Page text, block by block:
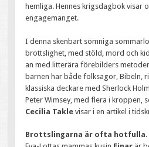
hemliga. Hennes krigsdagbok visar
engagemanget.
I denna skenbart sömniga
brottslighet, med stöld, mord och
an med litterära förebilders
barnen har både folksagor, Bibeln,
klassiska deckare med Sherlock
Peter Wimsey, med flera i kroppen,
Cecilia Taklevisar i en artikel i
Brottslingarna är ofta hotfulla.